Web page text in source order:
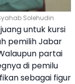
Solehudin
untuk kursi
pemilih Jabar
partai
di pemilu
sebagai figur